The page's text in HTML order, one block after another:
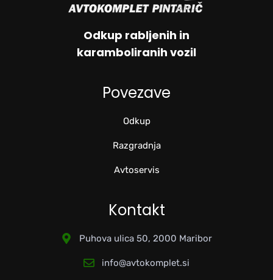
Odkup rabljenih in
karamboliranih vozil
Povezave
Odkup
Razgradnja
Avtoservis
Kontakt
Puhova ulica 50, 2000 Maribor
info@avtokomplet.si